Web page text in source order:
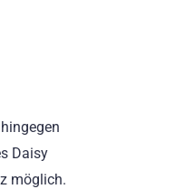
Daisy
möglich.